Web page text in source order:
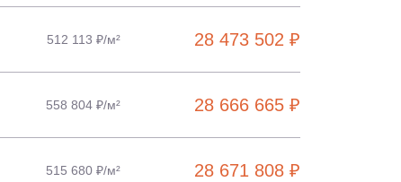
28 473 502 ₽
512 113 ₽/м²
28 666 665 ₽
558 804 ₽/м²
28 671 808 ₽
515 680 ₽/м²